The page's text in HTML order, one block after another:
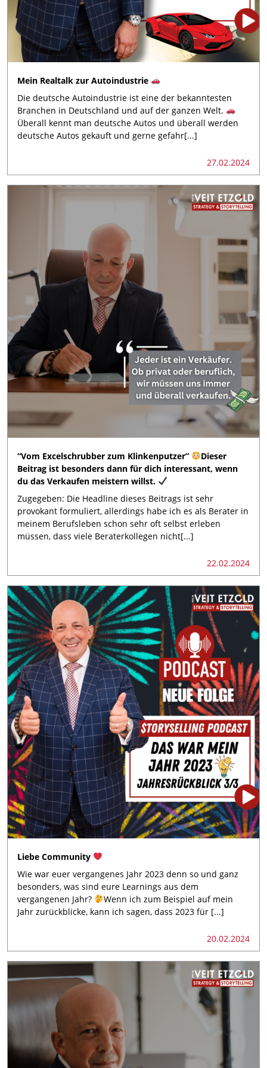
Mein Realtalk zur Autoindustrie
Die deutsche Autoindustrie ist eine der bekanntesten
Branchen in Deutschland und auf der ganzen Welt.
Überall kennt man deutsche Autos und überall werden
deutsche Autos gekauft und gerne gefahr[...]
27.02.2024
“Vom Excelschrubber zum Klinkenputzer”
Dieser
Beitrag ist besonders dann für dich interessant, wenn
du das Verkaufen meistern willst.
Zugegeben: Die Headline dieses Beitrags ist sehr
provokant formuliert, allerdings habe ich es als Berater in
meinem Berufsleben schon sehr oft selbst erleben
müssen, dass viele Beraterkollegen nicht[...]
22.02.2024
Liebe Community
Wie war euer vergangenes Jahr 2023 denn so und ganz
besonders, was sind eure Learnings aus dem
vergangenen Jahr?
Wenn ich zum Beispiel auf mein
Jahr zurückblicke, kann ich sagen, dass 2023 für [...]
20.02.2024